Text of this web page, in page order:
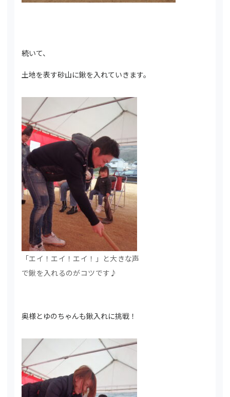
続いて、
土地を表す砂山に鍬を入れていきます。
「エイ！エイ！エイ！」と大きな声
で鍬を入れるのがコツです♪
奥様とゆのちゃんも鍬入れに挑戦！